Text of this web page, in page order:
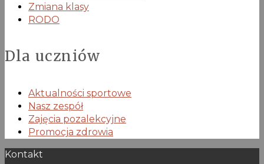
Zmiana klasy
RODO
Dla uczniów
Aktualności sportowe
Nasz zespół
Zajęcia pozalekcyjne
Promocja zdrowia
Kontakt